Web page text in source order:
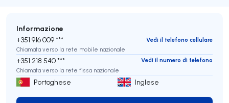
Informazione
+351 916 009 ***
Vedi il telefono cellulare
Chiamata verso la rete mobile nazionale
+351 218 540 ***
Vedi il numero di telefono
Chiamata verso la rete fissa nazionale
Portoghese Inglese